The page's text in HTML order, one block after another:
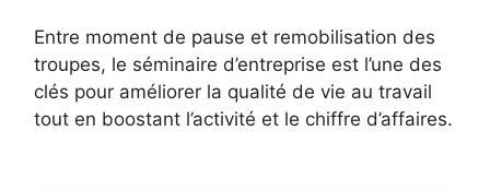
Entre moment de pause et remobilisation des
troupes, le séminaire d’entreprise est l’une des
clés pour améliorer la qualité de vie au travail
tout en boostant l’activité et le chiffre d’affaires.